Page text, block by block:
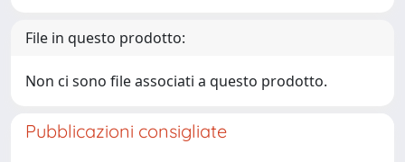
File in questo prodotto:
Non ci sono file associati a questo prodotto.
Pubblicazioni consigliate